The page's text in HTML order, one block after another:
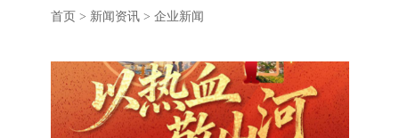
首页 > 新闻资讯> 企业新闻